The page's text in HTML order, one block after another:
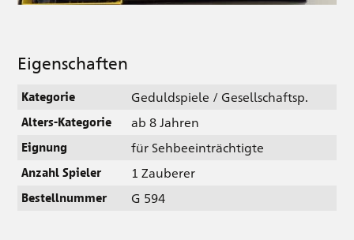
Eigenschaften
Kategorie Geduldspiele / Gesellschaftsp.
Alters-Kategorie ab 8 Jahren
Eignung für Sehbeeinträchtigte
Anzahl Spieler 1 Zauberer
Bestellnummer G 594